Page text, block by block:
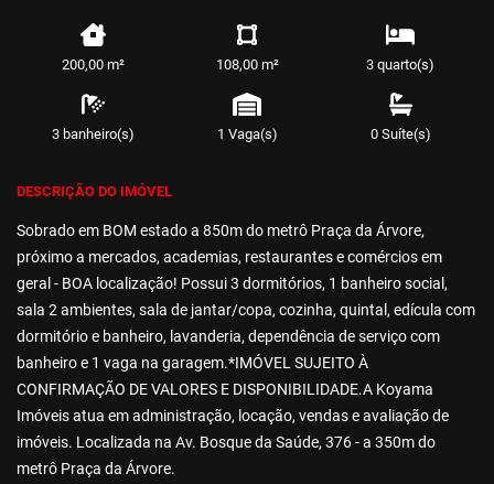
200,00 m² 108,00 m² 3 quarto(s)
3 banheiro(s) 1 Vaga(s) 0 Suíte(s)
DESCRIÇÃO DO IMÓVEL
Sobrado em BOM estado a 850m do metrô Praça da Árvore,
próximo a mercados, academias, restaurantes e comércios em
geral - BOA localização! Possui 3 dormitórios, 1 banheiro social,
sala 2 ambientes, sala de jantar/copa, cozinha, quintal, edícula com
dormitório e banheiro, lavanderia, dependência de serviço com
banheiro e 1 vaga na garagem.*IMÓVEL SUJEITO À
CONFIRMAÇÃO DE VALORES E DISPONIBILIDADE.A Koyama
Imóveis atua em administração, locação, vendas e avaliação de
imóveis. Localizada na Av. Bosque da Saúde, 376 - a 350m do
metrô Praça da Árvore.